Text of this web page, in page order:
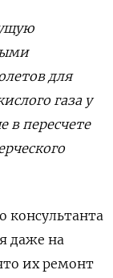
для
газа у
в пересчете
консультанта
даже на
их ремонт